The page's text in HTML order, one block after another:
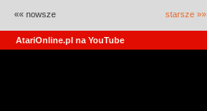
«« nowsze starsze »»
AtariOnline.pl na YouTube